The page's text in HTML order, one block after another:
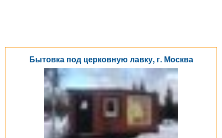
Бытовка под церковную лавку, г. Москва